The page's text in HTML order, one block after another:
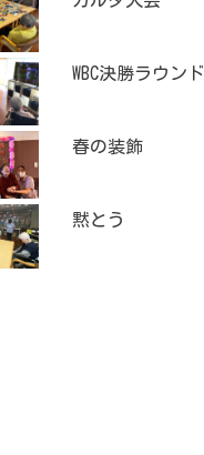
WBC決勝ラウンド
春の装飾
黙とう